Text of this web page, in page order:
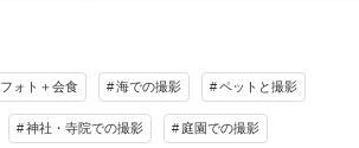
フォト＋会食 海での撮影 ペットと撮影
神社・寺院での撮影 庭園での撮影